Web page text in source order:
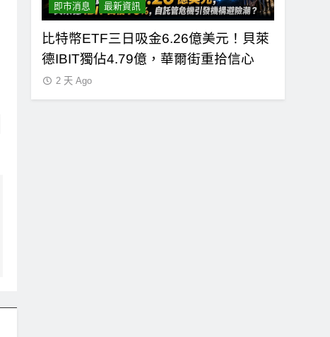
即市消息 最新資訊
比特幣ETF三日吸金6.26億美元！貝萊
德IBIT獨佔4.79億，華爾街重拾信心
2 天 Ago